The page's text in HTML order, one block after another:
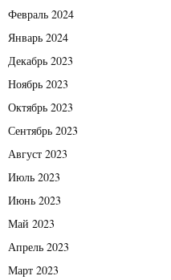
Февраль 2024
Январь 2024
Декабрь 2023
Ноябрь 2023
Октябрь 2023
Сентябрь 2023
Август 2023
Июль 2023
Июнь 2023
Май 2023
Апрель 2023
Март 2023